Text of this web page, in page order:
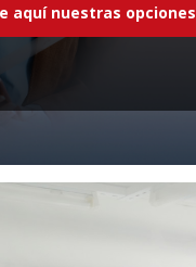
aquí nuestras opciones